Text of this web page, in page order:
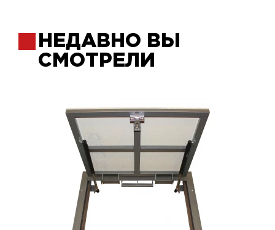
НЕДАВНО ВЫ
СМОТРЕЛИ